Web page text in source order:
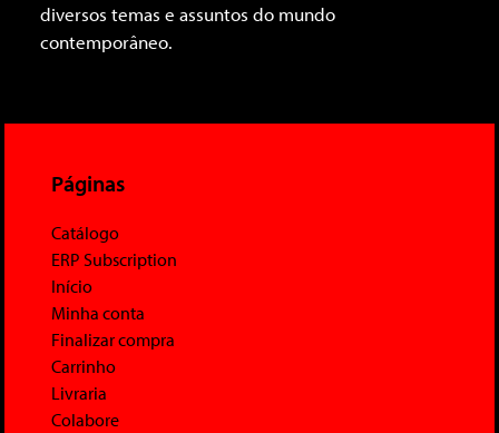
diversos temas e assuntos do mundo
contemporâneo.
Páginas
Catálogo
ERP Subscription
Início
Minha conta
Finalizar compra
Carrinho
Livraria
Colabore